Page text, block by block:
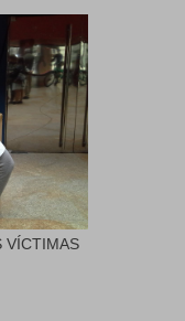
VÍCTIMAS